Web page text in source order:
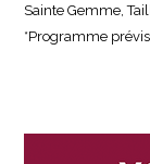
Sainte Gemme,
*Programme